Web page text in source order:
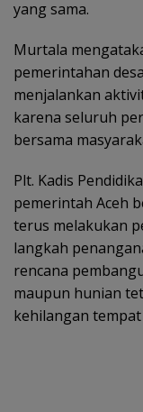
yang sama.
Murtala
pemerintahan
menjalankan
karena seluruh
bersama
Plt. Kadis
pemerintah Aceh
terus melakukan
langkah
rencana
maupun hunian
kehilangan